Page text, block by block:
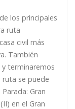
los principales
ruta
civil más
También
y terminaremos
ruta se puede
Gran
en el Gran